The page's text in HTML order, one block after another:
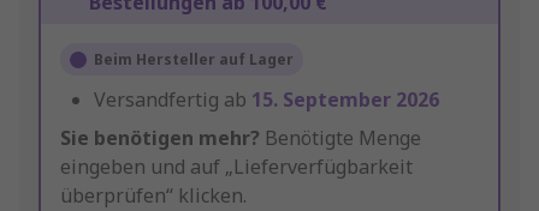
Beim Hersteller auf Lager
Versandfertig ab 15. September 2026
Sie benötigen mehr? Benötigte Menge
eingeben und auf „Lieferverfügbarkeit
überprüfen“ klicken.